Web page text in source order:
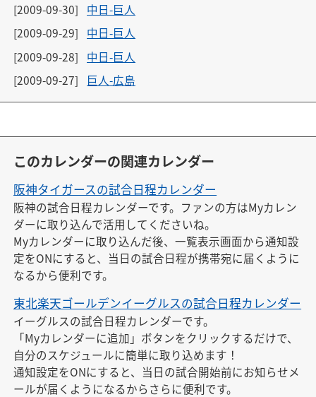
[2009-09-30]
中日-巨人
[2009-09-29]
中日-巨人
[2009-09-28]
中日-巨人
[2009-09-27]
巨人-広島
このカレンダーの関連カレンダー
阪神タイガースの試合日程カレンダー
阪神の試合日程カレンダーです。ファンの方はMyカレン
ダーに取り込んで活用してくださいね。
Myカレンダーに取り込んだ後、一覧表示画面から通知設
定をONにすると、当日の試合日程が携帯宛に届くように
なるから便利です。
東北楽天ゴールデンイーグルスの試合日程カレンダー
イーグルスの試合日程カレンダーです。
「Myカレンダーに追加」ボタンをクリックするだけで、
自分のスケジュールに簡単に取り込めます！
通知設定をONにすると、当日の試合開始前にお知らせメ
ールが届くようになるからさらに便利です。